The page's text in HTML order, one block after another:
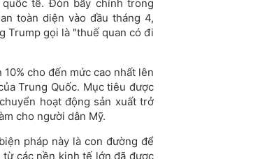
tế. Đòn bẩy chính trong
toàn diện vào đầu tháng 4,
Trump gọi là "thuế quan có đi
cho đến mức cao nhất lên
Trung Quốc. Mục tiêu được
hoạt động sản xuất trở
cho người dân Mỹ.
pháp này là con đường để
các nền kinh tế lớn đã được